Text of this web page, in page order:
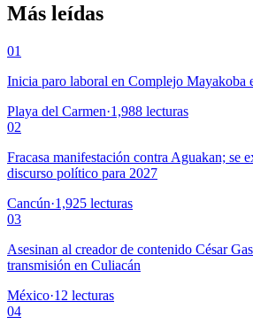
Más leídas
01
Inicia paro laboral en Complejo Mayakoba
Playa del Carmen·1,988 lecturas
02
Fracasa manifestación contra Aguakan; se
discurso político para 2027
Cancún·1,925 lecturas
03
Asesinan al creador de contenido César
transmisión en Culiacán
México·12 lecturas
04